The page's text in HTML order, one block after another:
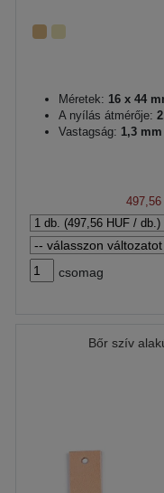
Méretek: 16 x 44
A nyílás átmérője:
Vastagság: 1,3 mm
497,56
csomag
Bőr szív